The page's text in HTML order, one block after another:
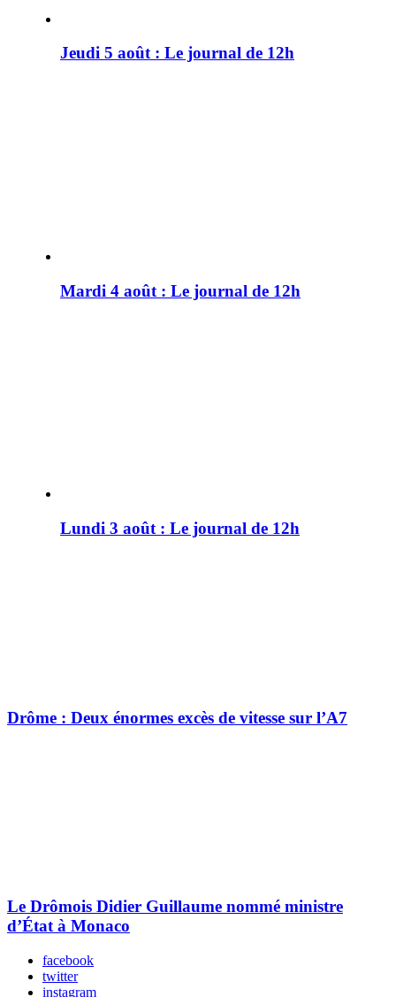
Jeudi 5 août : Le journal de 12h
Mardi 4 août : Le journal de 12h
Lundi 3 août : Le journal de 12h
Drôme : Deux énormes excès de vitesse sur l’A7
Le Drômois Didier Guillaume nommé ministre
d’État à Monaco
facebook
twitter
instagram